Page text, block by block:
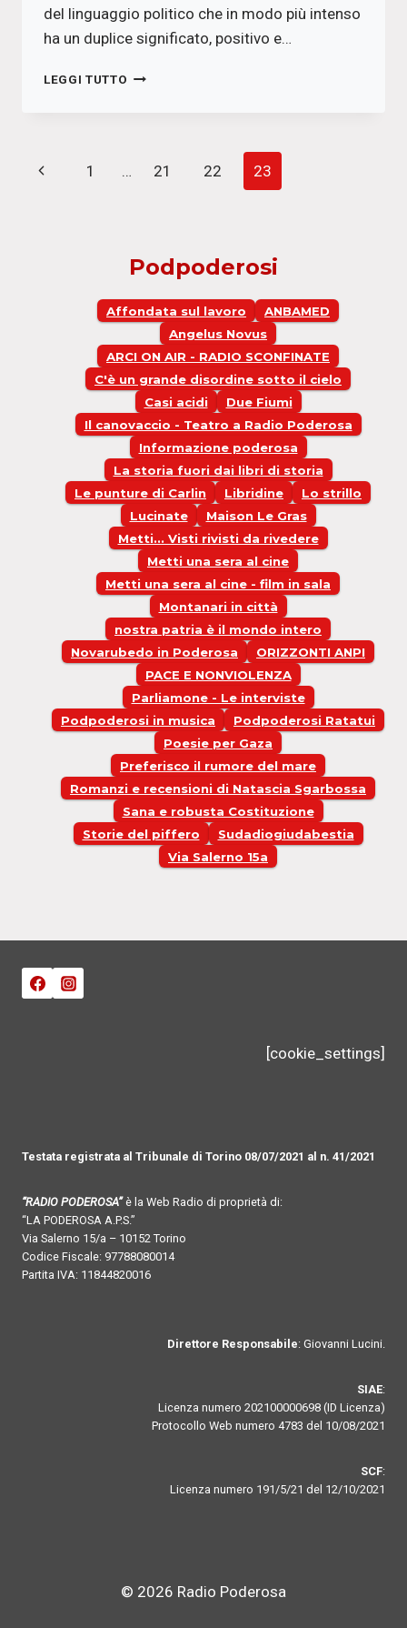
del linguaggio politico che in modo più intenso
ha un duplice significato, positivo e…
LEGGI TUTTO LA
LEZIONE
DI
IL
13
NOVEMBRE
1978
Navigazione
Pagina
1 … 21 22 23
Podpoderosi
Affondata sul lavoro
ANBAMED
Angelus Novus
ARCI ON AIR - RADIO SCONFINATE
C'è un grande disordine sotto il cielo
Casi acidi
Due Fiumi
Il canovaccio - Teatro a Radio Poderosa
Informazione poderosa
La storia fuori dai libri di storia
Le punture di Carlin
Libridine
Lo strillo
Lucinate
Maison Le Gras
Metti... Visti rivisti da rivedere
Metti una sera al cine
Metti una sera al cine - film in sala
Montanari in città
nostra patria è il mondo intero
Novarubedo in Poderosa
ORIZZONTI ANPI
PACE E NONVIOLENZA
Parliamone - Le interviste
Podpoderosi in musica
Podpoderosi Ratatui
Poesie per Gaza
Preferisco il rumore del mare
Romanzi e recensioni di Natascia Sgarbossa
Sana e robusta Costituzione
Storie del piffero
Sudadiogiudabestia
Via Salerno 15a
[cookie_settings]
Testata registrata al Tribunale di Torino 08/07/2021 al n. 41/2021
“RADIO PODEROSA”è la Web Radio di proprietà di:
“LA PODEROSA A.P.S.”
Via Salerno 15/a – 10152 Torino
Codice Fiscale: 97788080014
Partita IVA: 11844820016
Direttore Responsabile: Giovanni Lucini.
SIAE:
Licenza numero 202100000698 (ID Licenza)
Protocollo Web numero 4783 del 10/08/2021
SCF:
Licenza numero 191/5/21 del 12/10/2021
© 2026 Radio Poderosa